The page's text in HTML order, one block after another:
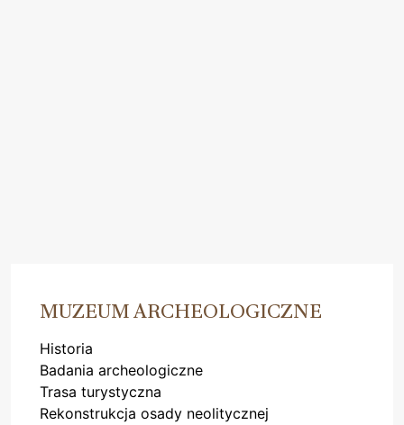
MUZEUM ARCHEOLOGICZNE
Historia
Badania archeologiczne
Trasa turystyczna
Rekonstrukcja osady neolitycznej